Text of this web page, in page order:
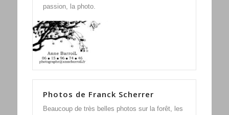
passion, la photo.
Photos de Franck Scherrer
Beaucoup de très belles photos sur la forêt, les